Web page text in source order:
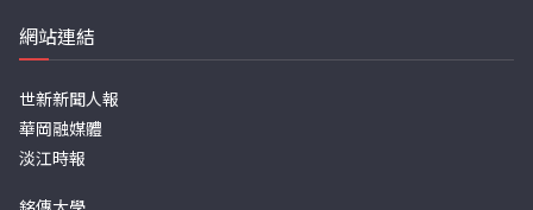
網站連結
世新新聞人報
華岡融媒體
淡江時報